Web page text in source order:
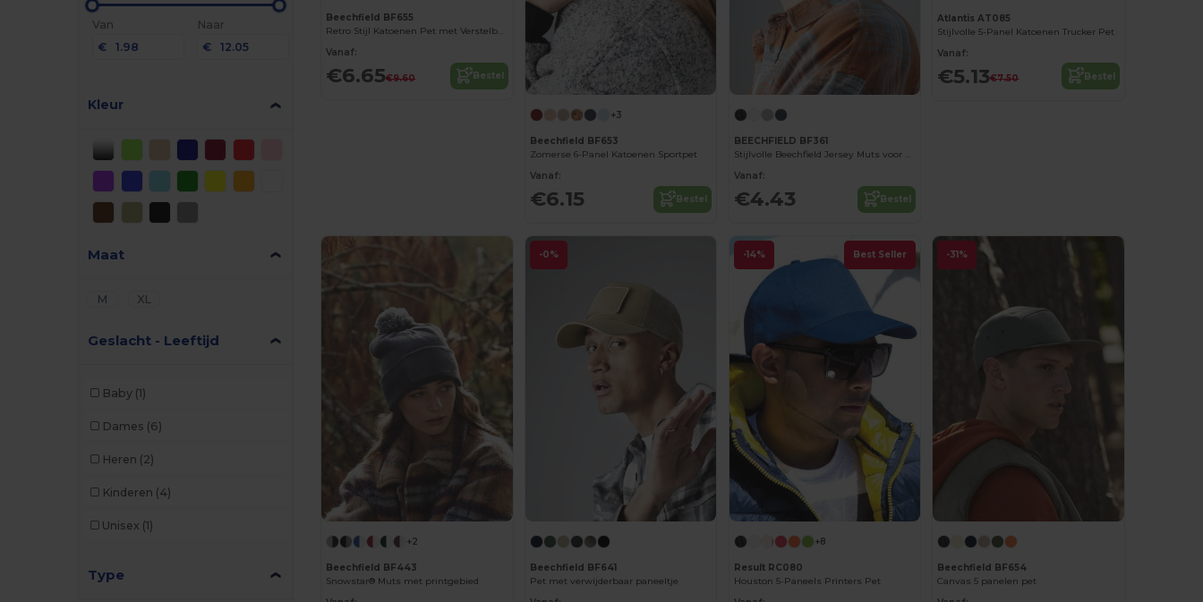
Van
€
Naar
€
Kleur
Maat
M XL
Geslacht - Leeftijd
Baby (1)
Dames (6)
Heren (2)
Kinderen (4)
Unisex (1)
Type
Beechfield BF655
Retro Stijl Katoenen Pet met Verstelbare Gesp
Vanaf:
€6.65€9.60 Bestel
+3
Beechfield BF653
Zomerse 6-Panel Katoenen Sportpet
Vanaf:
€6.15 Bestel
BEECHFIELD BF361
Stijlvolle Beechfield Jersey Muts voor Heren
Vanaf:
€4.43 Bestel
Atlantis AT085
Stijlvolle 5-Panel Katoenen Trucker Pet
Vanaf:
€5.13€7.50 Bestel
+2
Beechfield BF443
Snowstar® Muts met printgebied
-0%
Beechfield BF641
Pet met verwijderbaar paneeltje
-14% Best Seller
+8
Result RC080
Houston 5-Paneels Printers Pet
-31%
Beechfield BF654
Canvas 5 panelen pet